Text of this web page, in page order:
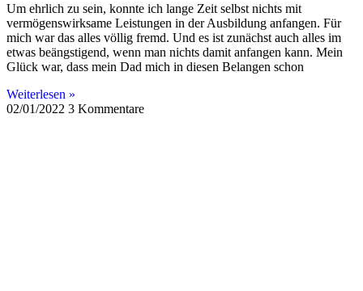
Um ehrlich zu sein, konnte ich lange Zeit selbst nichts mit
vermögenswirksame Leistungen in der Ausbildung anfangen. Für
mich war das alles völlig fremd. Und es ist zunächst auch alles im
etwas beängstigend, wenn man nichts damit anfangen kann. Mein
Glück war, dass mein Dad mich in diesen Belangen schon
Weiterlesen »
02/01/2022 3 Kommentare